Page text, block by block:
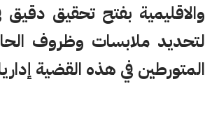
والاقليمية بفتح تحقيق
لتحديد ملابسات وظروف
المتورطين في هذه القضية